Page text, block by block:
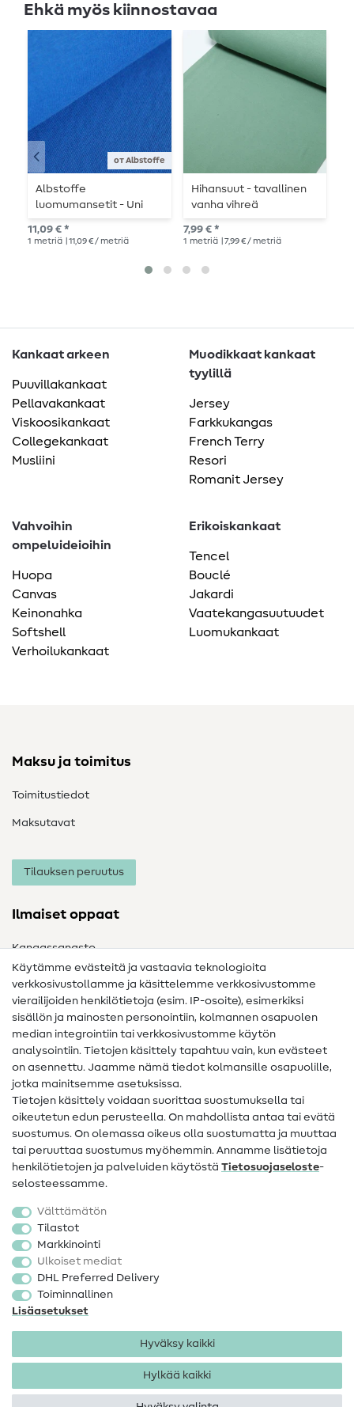
Ehkä myös kiinnostavaa
от Albstoffe
Albstoffe
luomumansetit - Uni
Bluette Blue Sininen
11,09 € *
1 metriä | 11,09 € / metriä
Hihansuut - tavallinen
vanha vihreä
7,99 € *
1 metriä | 7,99 € / metriä
Kankaat arkeen
Puuvillakankaat
Pellavakankaat
Viskoosikankaat
Collegekankaat
Musliini
Muodikkaat kankaat
tyylillä
Jersey
Farkkukangas
French Terry
Resori
Romanit Jersey
Vahvoihin
ompeluideioihin
Huopa
Canvas
Keinonahka
Softshell
Verhoilukankaat
Erikoiskankaat
Tencel
Bouclé
Jakardi
Vaatekangasuutuudet
Luomukankaat
Maksu ja toimitus
Toimitustiedot
Maksutavat
Tilauksen peruutus
Ilmaiset oppaat
Kangassanasto
Ompelusanasto
Ompeluohjeet
Apua ja yhteystiedot
Yhteystiedot
Tietoa omistajanvaihdoksesta
Peruutusoikeus
Suosittu
Kankaat
Ompelutarvikkeet
Ale
Käytämme evästeitä ja vastaavia teknologioita
verkkosivustollamme ja käsittelemme verkkosivustomme
vierailijoiden henkilötietoja (esim. IP-osoite), esimerkiksi
sisällön ja mainosten personointiin, kolmannen osapuolen
median integrointiin tai verkkosivustomme käytön
analysointiin. Tietojen käsittely tapahtuu vain, kun evästeet
on asennettu. Jaamme nämä tiedot kolmansille osapuolille,
jotka mainitsemme asetuksissa.
Tietojen käsittely voidaan suorittaa suostumuksella tai
oikeutetun edun perusteella. On mahdollista antaa tai evätä
suostumus. On olemassa oikeus olla suostumatta ja muuttaa
tai peruuttaa suostumus myöhemmin. Annamme lisätietoja
henkilötietojen ja palveluiden käytöstä Tietosuojaseloste-
selosteessamme.
Välttämätön
Tilastot
Markkinointi
Ulkoiset mediat
DHL Preferred Delivery
Toiminnallinen
Lisäasetukset
Hyväksy kaikki
Hylkää kaikki
Tietosuoja
Käyttöehdot
Peruutusoikeus